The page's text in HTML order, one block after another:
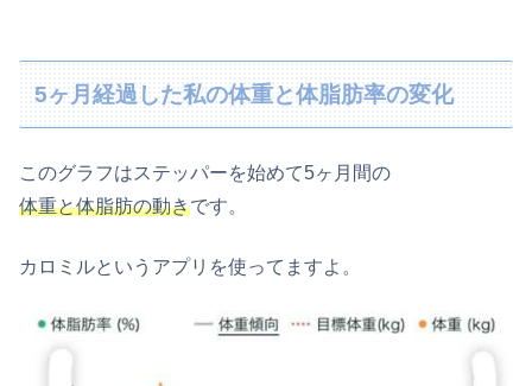
5ヶ月経過した私の体重と体脂肪率の変化
このグラフはステッパーを始めて5ヶ月間の
体重と体脂肪の動きです。
カロミルというアプリを使ってますよ。